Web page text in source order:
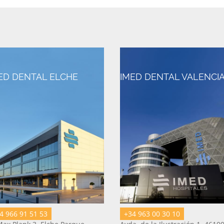
DENTAL ELCHE
966 91 51 53
IMED DENTAL
+34 963 00 30 10